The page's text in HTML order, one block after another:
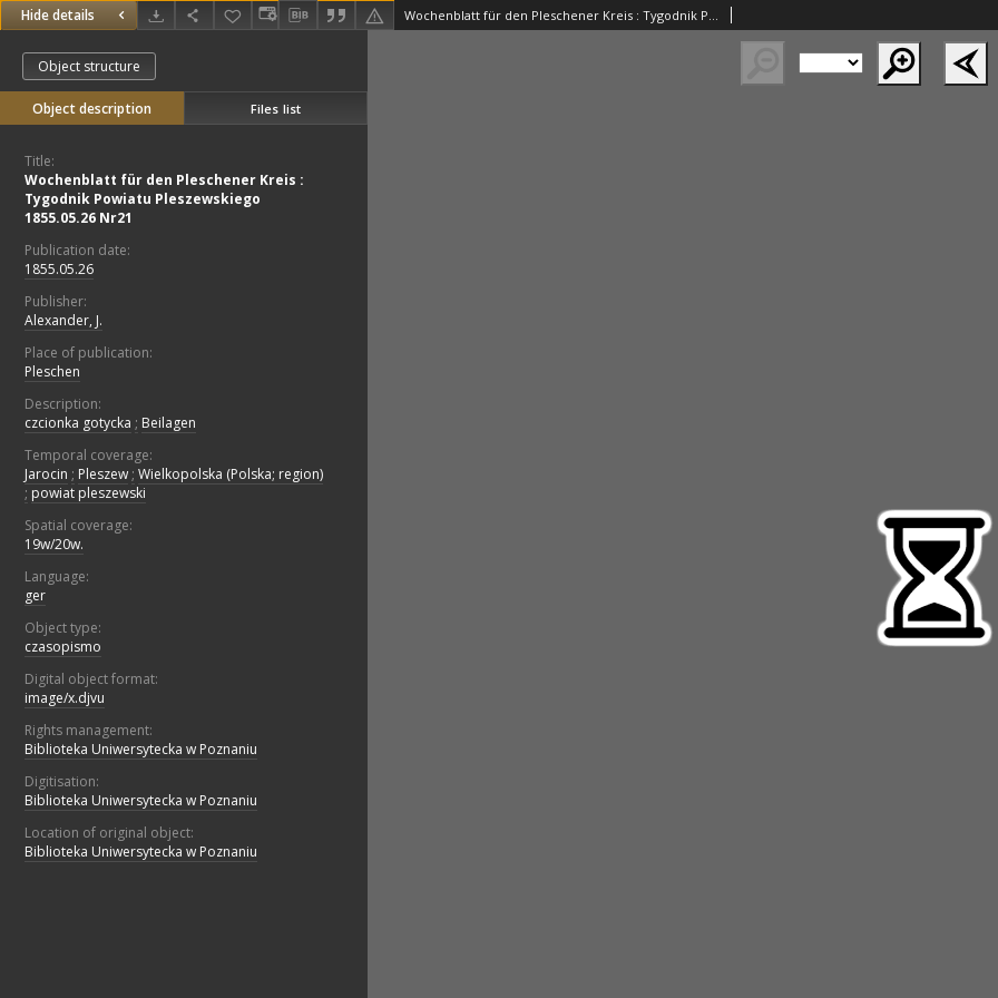
Hide details Wochenblatt für den Pleschener Kreis : Tygodnik Powiatu Pleszewskiego 1855.05.26 Nr21
Object structure
Object description Files list
Title:
Wochenblatt für den Pleschener Kreis :
Tygodnik Powiatu Pleszewskiego
1855.05.26 Nr21
Publication date:
1855.05.26
Publisher:
Alexander, J.
Place of publication:
Pleschen
Description:
czcionka gotycka ; Beilagen
Temporal coverage:
Jarocin ; Pleszew ; Wielkopolska (Polska; region)
; powiat pleszewski
Spatial coverage:
19w/20w.
Language:
ger
Object type:
czasopismo
Digital object format:
image/x.djvu
Rights management:
Biblioteka Uniwersytecka w Poznaniu
Digitisation:
Biblioteka Uniwersytecka w Poznaniu
Location of original object:
Biblioteka Uniwersytecka w Poznaniu